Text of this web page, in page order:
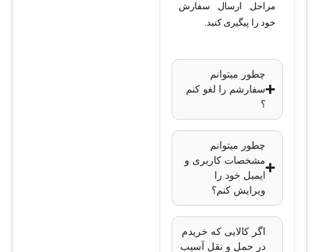
VXLAN
NVGRE
BGP
EIGRP
پایین:
میکروثانیه
مصرفی:
حدود 800
مراحل ارسال سفارش
خود را پیگیری کنید.
چطور میتوانم
سفارشم را لغو کنم
؟
چطور میتوانم
مشخصات کاربری و
ایمیل خود را
ویرایش کنم؟
اگر کالایی که خریدم
در حمل و نقل آسیب